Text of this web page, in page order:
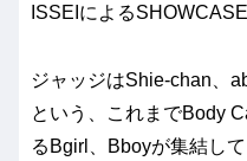
ISSEIによる
ジャッジはShie-chan、
という、これまでBody
るBgirl、Bboyが集結し